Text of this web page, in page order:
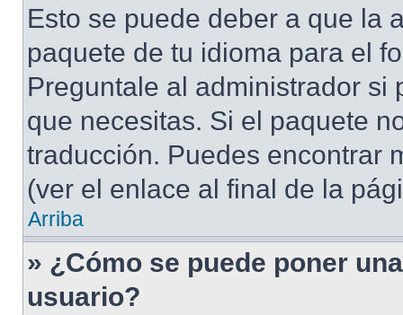
Esto se puede deber a que la
paquete de tu idioma para el
Preguntale al administrador si
que necesitas. Si el paquete
traducción. Puedes encontrar
(ver el enlace al final de la
Arriba
» ¿Cómo se puede poner
usuario?